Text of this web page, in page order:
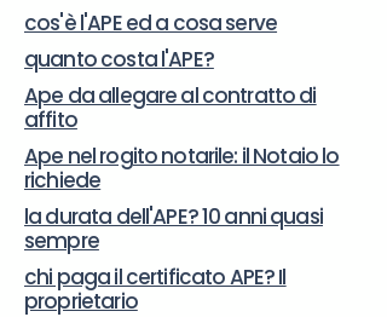
cos'è l'APE ed a cosa serve
quanto costa l'APE?
Ape da allegare al contratto di
affito
Ape nel rogito notarile: il Notaio lo
richiede
la durata dell'APE? 10 anni quasi
sempre
chi paga il certificato APE? Il
proprietario